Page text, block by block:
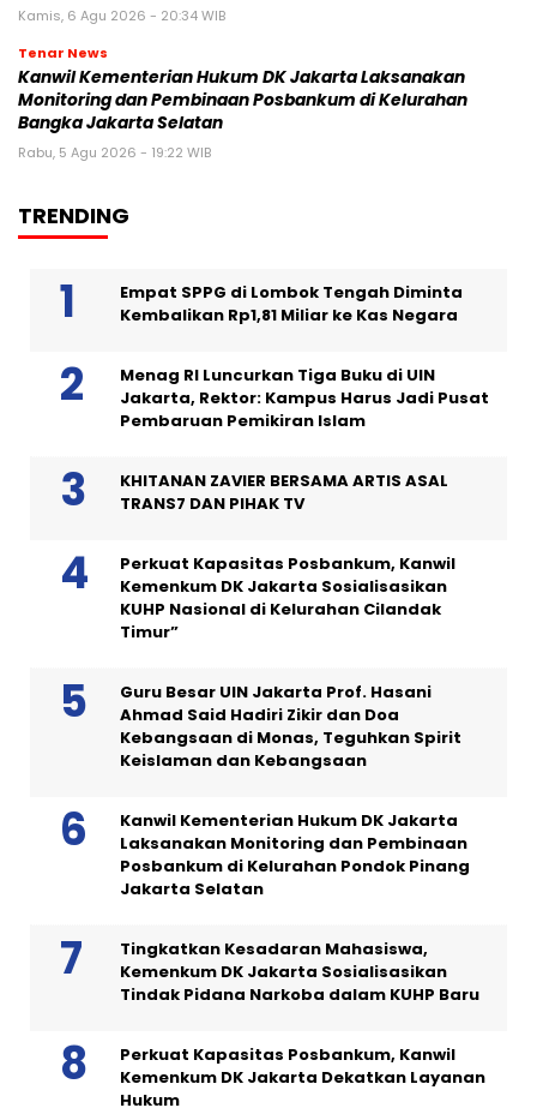
Kamis, 6 Agu 2026 - 20:34 WIB
Tenar News
Kanwil Kementerian Hukum DK Jakarta Laksanakan
Monitoring dan Pembinaan Posbankum di Kelurahan
Bangka Jakarta Selatan
Rabu, 5 Agu 2026 - 19:22 WIB
TRENDING
Empat SPPG di Lombok Tengah Diminta
Kembalikan Rp1,81 Miliar ke Kas Negara
Menag RI Luncurkan Tiga Buku di UIN
Jakarta, Rektor: Kampus Harus Jadi Pusat
Pembaruan Pemikiran Islam
KHITANAN ZAVIER BERSAMA ARTIS ASAL
TRANS7 DAN PIHAK TV
Perkuat Kapasitas Posbankum, Kanwil
Kemenkum DK Jakarta Sosialisasikan
KUHP Nasional di Kelurahan Cilandak
Timur”
Guru Besar UIN Jakarta Prof. Hasani
Ahmad Said Hadiri Zikir dan Doa
Kebangsaan di Monas, Teguhkan Spirit
Keislaman dan Kebangsaan
Kanwil Kementerian Hukum DK Jakarta
Laksanakan Monitoring dan Pembinaan
Posbankum di Kelurahan Pondok Pinang
Jakarta Selatan
Tingkatkan Kesadaran Mahasiswa,
Kemenkum DK Jakarta Sosialisasikan
Tindak Pidana Narkoba dalam KUHP Baru
Perkuat Kapasitas Posbankum, Kanwil
Kemenkum DK Jakarta Dekatkan Layanan
Hukum